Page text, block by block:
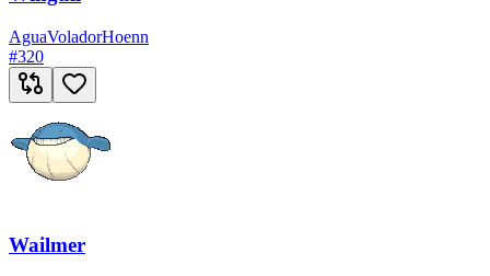
AguaVoladorHoenn
#320
Wailmer